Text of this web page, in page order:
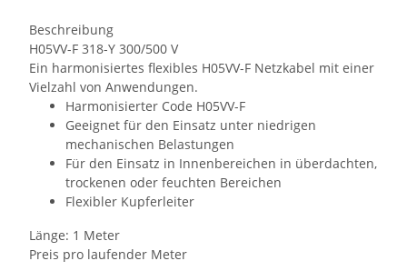
Beschreibung
H05VV-F 318-Y 300/500 V
Ein harmonisiertes flexibles H05VV-F Netzkabel mit einer
Vielzahl von Anwendungen.
Harmonisierter Code H05VV-F
Geeignet für den Einsatz unter niedrigen
mechanischen Belastungen
Für den Einsatz in Innenbereichen in überdachten,
trockenen oder feuchten Bereichen
Flexibler Kupferleiter
Länge: 1 Meter
Preis pro laufender Meter